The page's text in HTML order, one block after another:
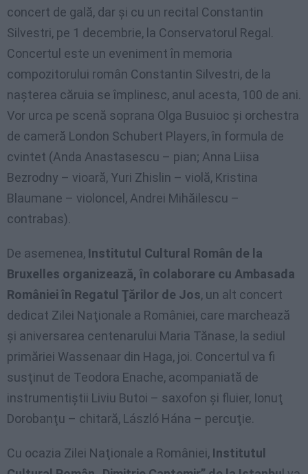
concert de gală, dar şi cu un recital Constantin
Silvestri, pe 1 decembrie, la Conservatorul Regal.
Concertul este un eveniment în memoria
compozitorului român Constantin Silvestri, de la
naşterea căruia se împlinesc, anul acesta, 100 de ani.
Vor urca pe scenă soprana Olga Busuioc şi orchestra
de cameră London Schubert Players, în formula de
cvintet (Anda Anastasescu – pian; Anna Liisa
Bezrodny – vioară, Yuri Zhislin – violă, Kristina
Blaumane – violoncel, Andrei Mihăilescu –
contrabas).
De asemenea, Institutul Cultural Român de la
Bruxelles organizează, în colaborare cu Ambasada
României în Regatul Ţărilor de Jos, un alt concert
dedicat Zilei Naţionale a României, care marchează
şi aniversarea centenarului Maria Tănase, la sediul
primăriei Wassenaar din Haga, joi. Concertul va fi
susţinut de Teodora Enache, acompaniată de
instrumentiştii Liviu Butoi – saxofon şi fluier, Ionuţ
Dorobanţu – chitară, László Hána – percuţie.
Cu ocazia Zilei Naţionale a României, Institutul